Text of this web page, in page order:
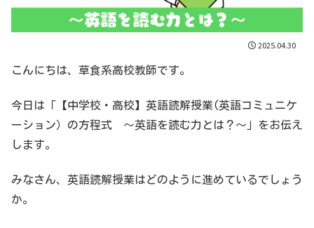
2025.04.30
こんにちは、草食系高校教師です。
今日は「【中学校・高校】英語読解授業(英語コミュニケ
ーション）の方程式 〜英語を読む力とは？〜」をお伝え
します。
みなさん、英語読解授業はどのように進めているでしょう
か。